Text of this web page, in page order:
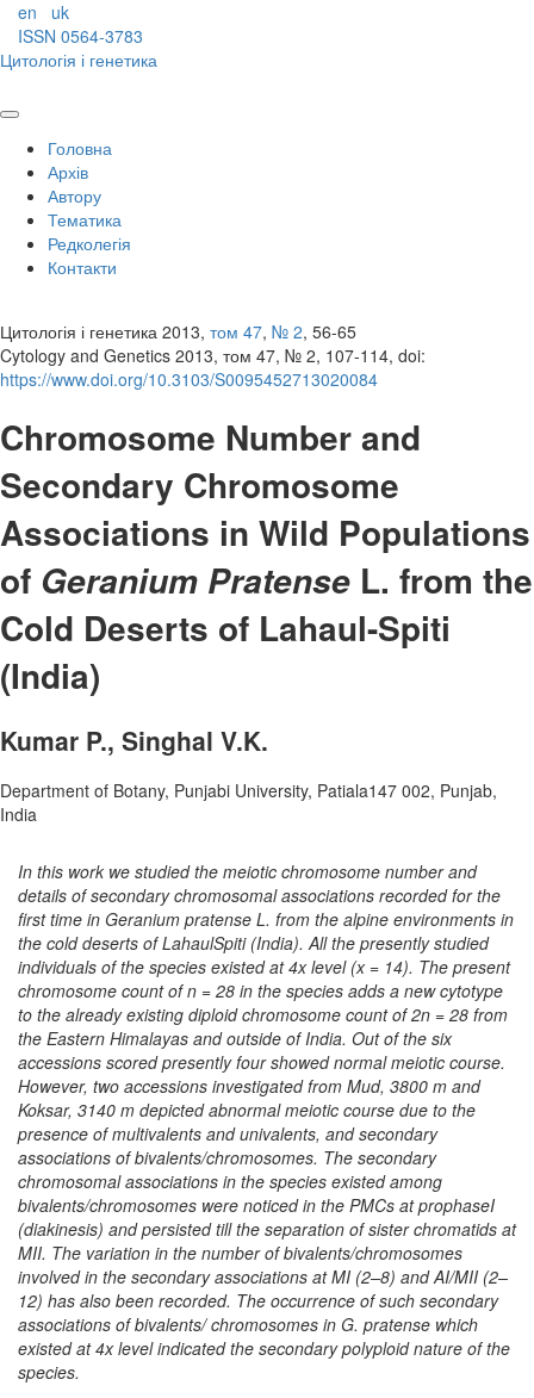
en
uk
ISSN 0564-3783
Цитологія і генетика
Головна
Архів
Автору
Тематика
Редколегія
Контакти
Цитологія і генетика 2013, том 47, № 2, 56-65
Cytology and Genetics 2013, том 47, № 2, 107-114, doi:
https://www.doi.org/10.3103/S0095452713020084
Chromosome Number and
Secondary Chromosome
Associations in Wild Populations
of Geranium Pratense L. from the
Cold Deserts of Lahaul-Spiti
(India)
Kumar P., Singhal V.K.
Department of Botany, Punjabi University, Patiala­147 002, Punjab,
India
In this work we studied the meiotic chromosome number and
details of secondary chromosomal associations recorded for the
first time in Geranium pratense L. from the alpine environments in
the cold deserts of Lahaul­Spiti (India). All the presently studied
individuals of the species existed at 4x level (x = 14). The present
chromosome count of n = 28 in the species adds a new cytotype
to the already existing diploid chromosome count of 2n = 28 from
the Eastern Himalayas and outside of India. Out of the six
accessions scored presently four showed normal meiotic course.
However, two accessions investigated from Mud, 3800 m and
Koksar, 3140 m depicted abnormal meiotic course due to the
presence of multivalents and univalents, and secondary
associations of bivalents/chromosomes. The secondary
chromosomal associations in the species existed among
bivalents/chromosomes were noticed in the PMCs at prophase­I
(diakinesis) and persisted till the separation of sister chromatids at
M­II. The variation in the number of bivalents/chromosomes
involved in the secondary associations at M­I (2–8) and A­I/M­II (2–
12) has also been recorded. The occurrence of such secondary
associations of bivalents/ chromosomes in G. pratense which
existed at 4x level indicated the secondary polyploid nature of the
species.